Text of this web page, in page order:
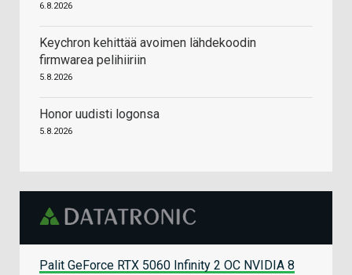
6.8.2026
Keychron kehittää avoimen lähdekoodin
firmwarea pelihiiriin
5.8.2026
Honor uudisti logonsa
5.8.2026
Palit GeForce RTX 5060 Infinity 2 OC NVIDIA 8